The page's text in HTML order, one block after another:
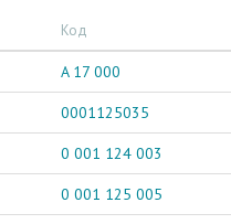
Код
A 17 000
0001125035
0 001 124 003
0 001 125 005